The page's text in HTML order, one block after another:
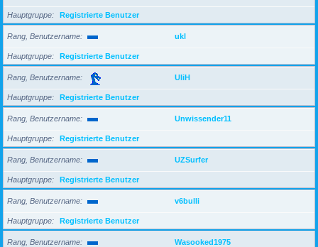
Hauptgruppe Registrierte Benutzer
Rang, Benutzername ukl
Hauptgruppe Registrierte Benutzer
Rang, Benutzername UliH
Hauptgruppe Registrierte Benutzer
Rang, Benutzername Unwissender11
Hauptgruppe Registrierte Benutzer
Rang, Benutzername UZSurfer
Hauptgruppe Registrierte Benutzer
Rang, Benutzername v6bulli
Hauptgruppe Registrierte Benutzer
Rang, Benutzername Wasooked1975